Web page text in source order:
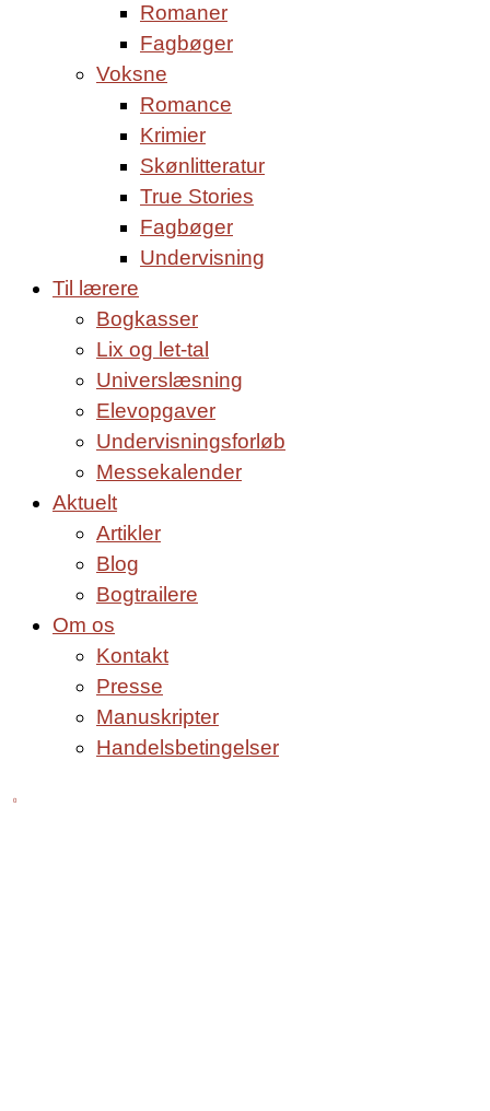
Romaner
Fagbøger
Voksne
Romance
Krimier
Skønlitteratur
True Stories
Fagbøger
Undervisning
Til lærere
Bogkasser
Lix og let-tal
Universlæsning
Elevopgaver
Undervisningsforløb
Messekalender
Aktuelt
Artikler
Blog
Bogtrailere
Om os
Kontakt
Presse
Manuskripter
Handelsbetingelser
0